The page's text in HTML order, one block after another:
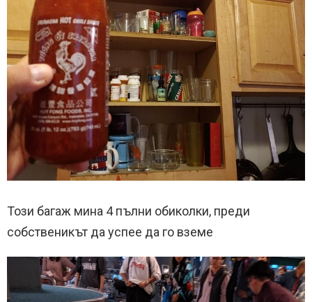
Този багаж мина 4 пълни обиколки, преди
собственикът да успее да го вземе